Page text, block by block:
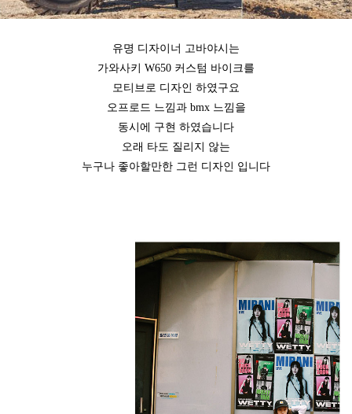
유명 디자이너 고바야시는
가와사키 W650 커스텀 바이크를
모티브로 디자인 하였구요
오프로드 느낌과 bmx 느낌을
동시에 구현 하였습니다
오래 타도 질리지 않는
누구나 좋아할만한 그런 디자인 입니다